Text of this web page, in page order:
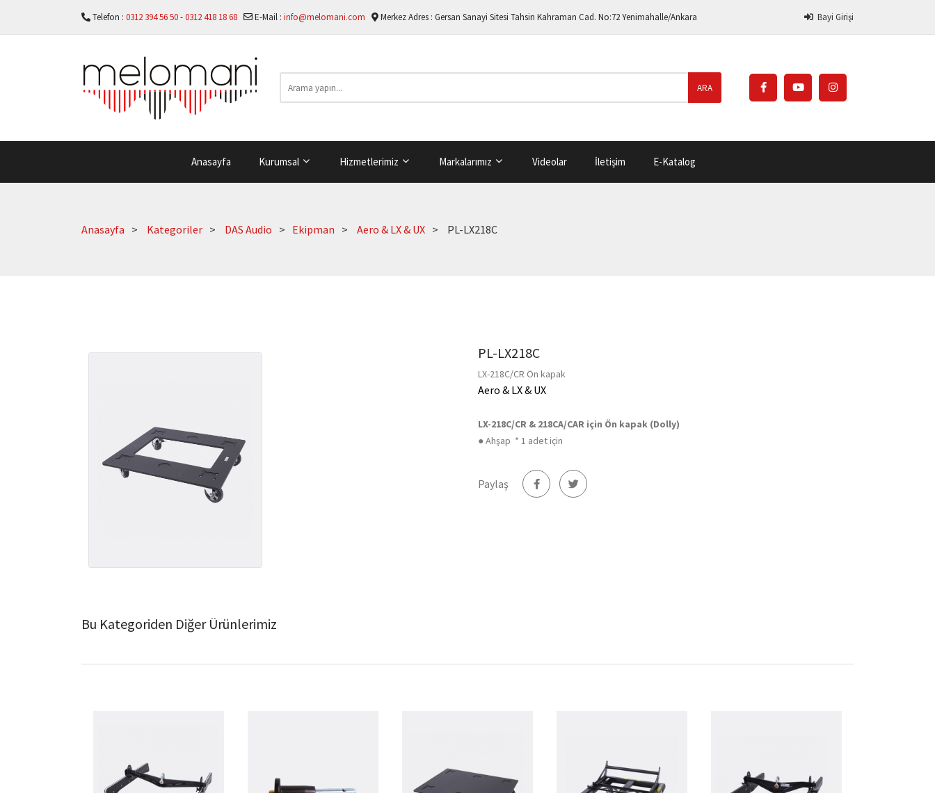
Telefon : 0312 394 56 50-0312 418 18 68 E-Mail : info@melomani.com Merkez Adres : Gersan Sanayi Sitesi Tahsin Kahraman Cad. No:72 Yenimahalle/Ankara Bayi Girişi
ARA
Anasayfa Kurumsal Hizmetlerimiz Markalarımız Videolar İletişim E-Katalog
Anasayfa Kategoriler DAS Audio Ekipman Aero & LX & UX PL-LX218C
PL-LX218C
LX-218C/CR Ön kapak
Aero & LX & UX
LX-218C/CR & 218CA/CAR için Ön kapak (Dolly)
● Ahşap * 1 adet için
Paylaş
Bu Kategoriden Diğer Ürünlerimiz